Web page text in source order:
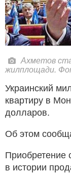
Ахметов
жилплощади.
Украинский
квартиру в
долларов.
Об этом
Приобретение
в истории